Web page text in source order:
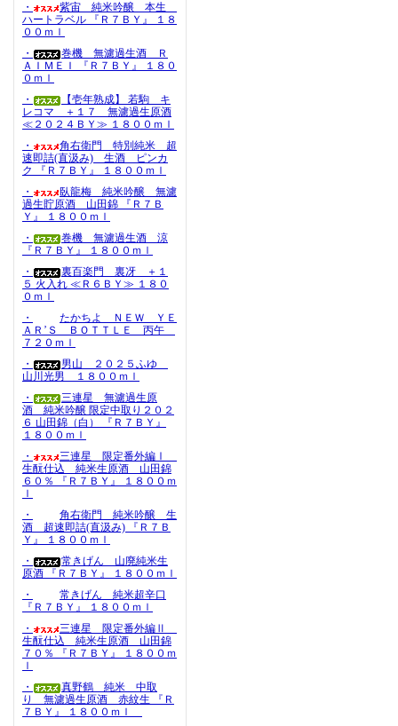
・
紫宙 純米吟醸 本生
ハートラベル 『Ｒ７ＢＹ』 １８
００ｍｌ
・
巻機 無濾過生酒 Ｒ
ＡＩＭＥＩ 『Ｒ７ＢＹ』 １８０
０ｍｌ
・
【壱年熟成】 若駒 キ
レコマ ＋１７ 無濾過生原酒
≪２０２４ＢＹ≫ １８００ｍｌ
・
角右衛門 特別純米 超
速即詰(直汲み) 生酒 ピンカ
ク 『Ｒ７ＢＹ』 １８００ｍｌ
・
臥龍梅 純米吟醸 無濾
過生貯原酒 山田錦 『Ｒ７Ｂ
Ｙ』 １８００ｍｌ
・
巻機 無濾過生酒 涼
『Ｒ７ＢＹ』 １８００ｍｌ
・
裏百楽門 裏冴 ＋１
５ 火入れ ≪Ｒ６ＢＹ≫ １８０
０ｍｌ
・
たかちよ ＮＥＷ ＹＥ
ＡＲ’Ｓ ＢＯＴＴＬＥ 丙午
７２０ｍｌ
・
男山 ２０２５ふゆ
山川光男 １８００ｍｌ
・
三連星 無濾過生原
酒 純米吟醸 限定中取り２０２
６ 山田錦（白） 『Ｒ７ＢＹ』
１８００ｍｌ
・
三連星 限定番外編Ⅰ
生酛仕込 純米生原酒 山田錦
６０％ 『Ｒ７ＢＹ』 １８００ｍ
ｌ
・
角右衛門 純米吟醸 生
酒 超速即詰(直汲み) 『Ｒ７Ｂ
Ｙ』 １８００ｍｌ
・
常きげん 山廃純米生
原酒 『Ｒ７ＢＹ』 １８００ｍｌ
・
常きげん 純米超辛口
『Ｒ７ＢＹ』 １８００ｍｌ
・
三連星 限定番外編Ⅱ
生酛仕込 純米生原酒 山田錦
７０％ 『Ｒ７ＢＹ』 １８００ｍ
ｌ
・
真野鶴 純米 中取
り 無濾過生原酒 赤紋生 『Ｒ
７ＢＹ』 １８００ｍｌ